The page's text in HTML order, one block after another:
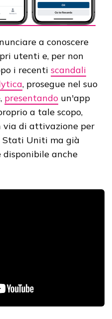
a conoscere
utenti e, per non
i recenti scandali
, prosegue nel suo
presentando un'app
a tale scopo,
via di attivazione per
Uniti ma già
disponibile anche